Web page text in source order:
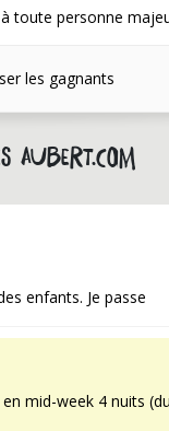
toute personne
les gagnants
aubert.com
enfants. Je passe
mid-week 4 nuits